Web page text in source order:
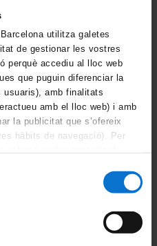
utilitza galetes
de gestionar les vostres
perquè accediu al lloc web
que puguin diferenciar la
usuaris), amb finalitats
amb el lloc web) i amb
la publicitat que s’ofereix
hàbits de navegació). Per
del model de gestió